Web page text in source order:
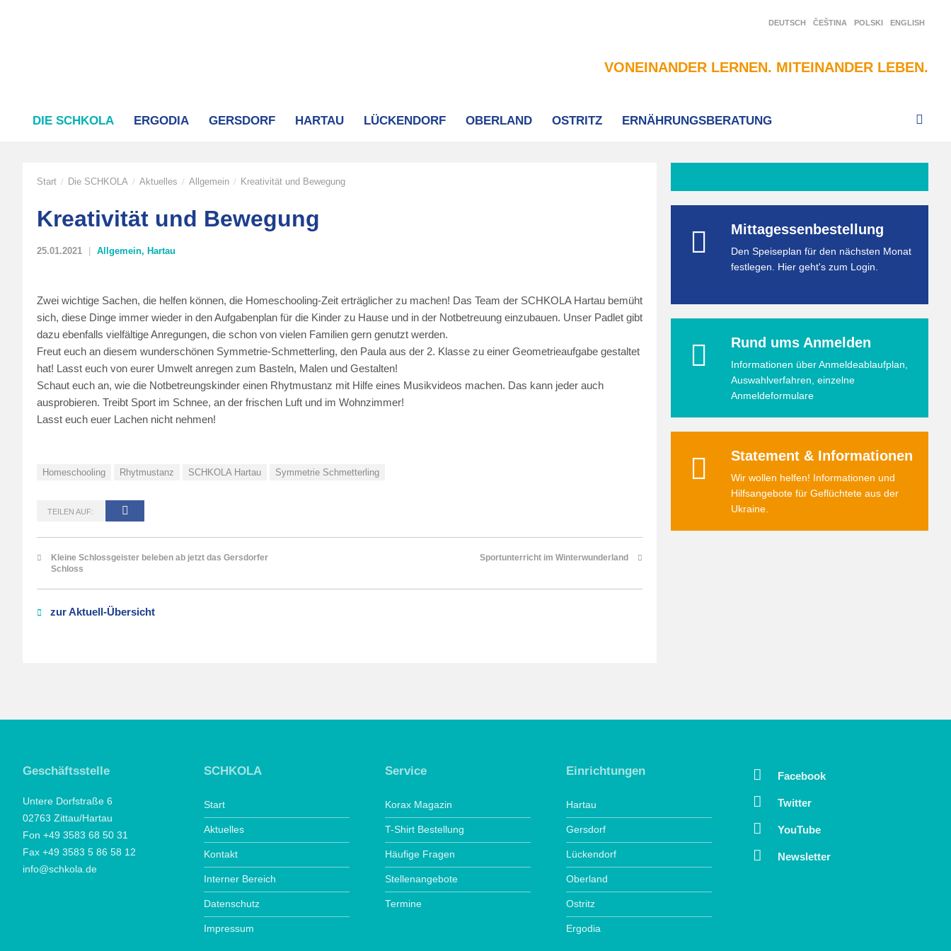
DEUTSCH ČEŠTINA POLSKI ENGLISH
VONEINANDER LERNEN. MITEINANDER LEBEN.
DIE SCHKOLA ERGODIA GERSDORF HARTAU LÜCKENDORF OBERLAND OSTRITZ ERNÄHRUNGSBERATUNG
Start / Die SCHKOLA / Aktuelles / Allgemein / Kreativität und Bewegung
Kreativität und Bewegung
25.01.2021 Allgemein, Hartau
Zwei wichtige Sachen, die helfen können, die Homeschooling-Zeit erträglicher zu machen! Das Team der SCHKOLA Hartau bemüht
sich, diese Dinge immer wieder in den Aufgabenplan für die Kinder zu Hause und in der Notbetreuung einzubauen. Unser Padlet gibt
dazu ebenfalls vielfältige Anregungen, die schon von vielen Familien gern genutzt werden.
Freut euch an diesem wunderschönen Symmetrie-Schmetterling, den Paula aus der 2. Klasse zu einer Geometrieaufgabe gestaltet
hat! Lasst euch von eurer Umwelt anregen zum Basteln, Malen und Gestalten!
Schaut euch an, wie die Notbetreungskinder einen Rhytmustanz mit Hilfe eines Musikvideos machen. Das kann jeder auch
ausprobieren. Treibt Sport im Schnee, an der frischen Luft und im Wohnzimmer!
Lasst euch euer Lachen nicht nehmen!
Homeschooling Rhytmustanz SCHKOLA Hartau Symmetrie Schmetterling
TEILEN AUF:
Kleine Schlossgeister beleben ab jetzt das Gersdorfer
Schloss
Sportunterricht im Winterwunderland
zur Aktuell-Übersicht
Mittagessenbestellung
Den Speiseplan für den nächsten Monat
festlegen. Hier geht's zum Login.
Rund ums Anmelden
Informationen über Anmeldeablaufplan,
Auswahlverfahren, einzelne
Anmeldeformulare
Statement & Informationen
Wir wollen helfen! Informationen und
Hilfsangebote für Geflüchtete aus der
Ukraine.
Geschäftsstelle
Untere Dorfstraße 6
02763 Zittau/Hartau
Fon +49 3583 68 50 31
Fax +49 3583 5 86 58 12
info@schkola.de
SCHKOLA
Start
Aktuelles
Kontakt
Interner Bereich
Datenschutz
Impressum
Service
Korax Magazin
T-Shirt Bestellung
Häufige Fragen
Stellenangebote
Termine
Einrichtungen
Hartau
Gersdorf
Lückendorf
Oberland
Ostritz
Ergodia
Facebook
Twitter
YouTube
Newsletter